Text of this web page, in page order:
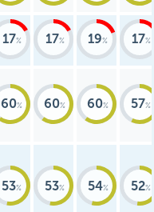
17 17 19 17
60 60 60 57
53 53 54 52